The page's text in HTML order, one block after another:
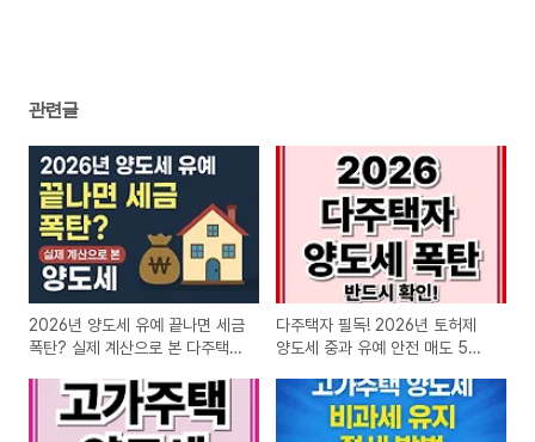
관련글
2026년 양도세 유예 끝나면 세금
폭탄? 실제 계산으로 본 다주택자
다주택자 필독! 2026년 토허제
양도세 중과 유예 안전 매도 5단